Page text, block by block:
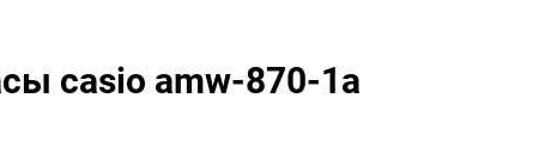
casio amw-870-1a